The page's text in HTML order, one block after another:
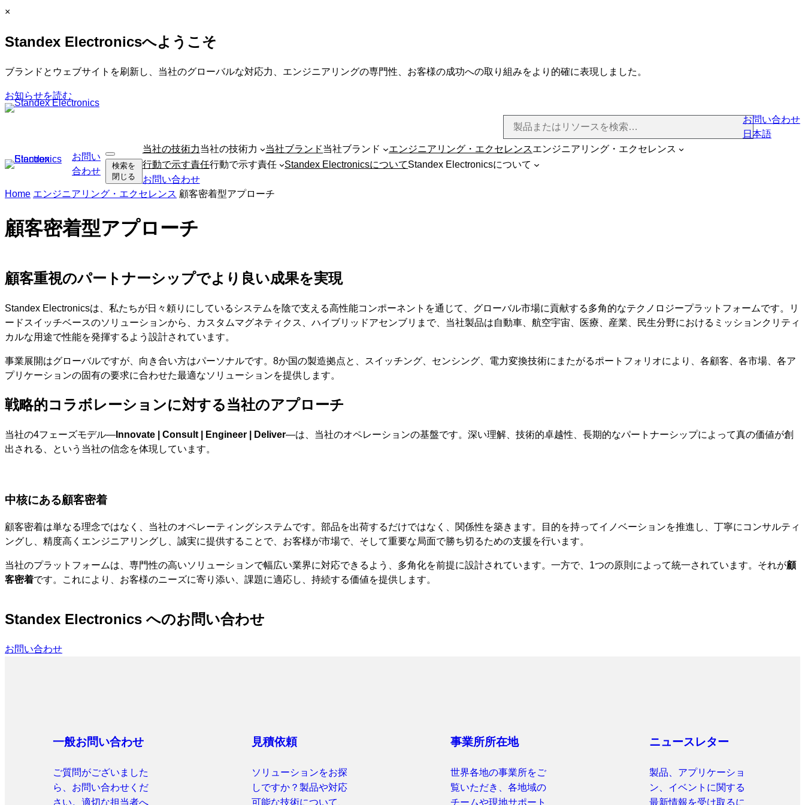
内
を
キ
プ
C
o
e
×
Standex Electronicsへようこそ
ブランドとウェブサイトを刷新し、当社のグローバルな対応力、エンジニアリングの専門性、お客様の成功への取り組みをより的確に表現しました。
お知らせを読む
お問い合わせ
日本語
お問い
合わせ
検
索
を
開
検索を
閉じる
ナ
ビ
ゲ
ー
ョ
ン
キ
プ
当社の技術力当社の技術力 当社ブランド当社ブランド エンジニアリング・エクセレンスエンジニアリング・エクセレンス
行動で示す責任行動で示す責任 Standex ElectronicsについてStandex Electronicsについて
お問い合わせ
Home エンジニアリング・エクセレンス 顧客密着型アプローチ
顧客密着型アプローチ
顧客重視のパートナーシップでより良い成果を実現
Standex Electronicsは、私たちが日々頼りにしているシステムを陰で支える高性能コンポーネントを通じて、グローバル市場に貢献する多角的なテクノロジープラットフォームです。リ
ードスイッチベースのソリューションから、カスタムマグネティクス、ハイブリッドアセンブリまで、当社製品は自動車、航空宇宙、医療、産業、民生分野におけるミッションクリティ
カルな用途で性能を発揮するよう設計されています。
事業展開はグローバルですが、向き合い方はパーソナルです。8か国の製造拠点と、スイッチング、センシング、電力変換技術にまたがるポートフォリオにより、各顧客、各市場、各ア
プリケーションの固有の要求に合わせた最適なソリューションを提供します。
戦略的コラボレーションに対する当社のアプローチ
当社の4フェーズモデル— Innovate | Consult | Engineer | Deliver—は、当社のオペレーションの基盤です。深い理解、技術的卓越性、長期的なパートナーシップによって真の価値が創
出される、という当社の信念を体現しています。
中核にある顧客密着
顧客密着は単なる理念ではなく、当社のオペレーティングシステムです。部品を出荷するだけではなく、関係性を築きます。目的を持ってイノベーションを推進し、丁寧にコンサルティ
ングし、精度高くエンジニアリングし、誠実に提供することで、お客様が市場で、そして重要な局面で勝ち切るための支援を行います。
当社のプラットフォームは、専門性の高いソリューションで幅広い業界に対応できるよう、多角化を前提に設計されています。一方で、1つの原則によって統一されています。それが顧
客密着です。これにより、お客様のニーズに寄り添い、課題に適応し、持続する価値を提供します。
Standex Electronics へのお問い合わせ
お問い合わせ
一般お問い合わせ
ご質問がございました
ら、お問い合わせくだ
さい。適切な担当者へ
見積依頼
ソリューションをお探
しですか？製品や対応
可能な技術について、
事業所所在地
世界各地の事業所をご
覧いただき、各地域の
チームや現地サポート
ニュースレター
製品、アプリケーショ
ン、イベントに関する
最新情報を受け取るに